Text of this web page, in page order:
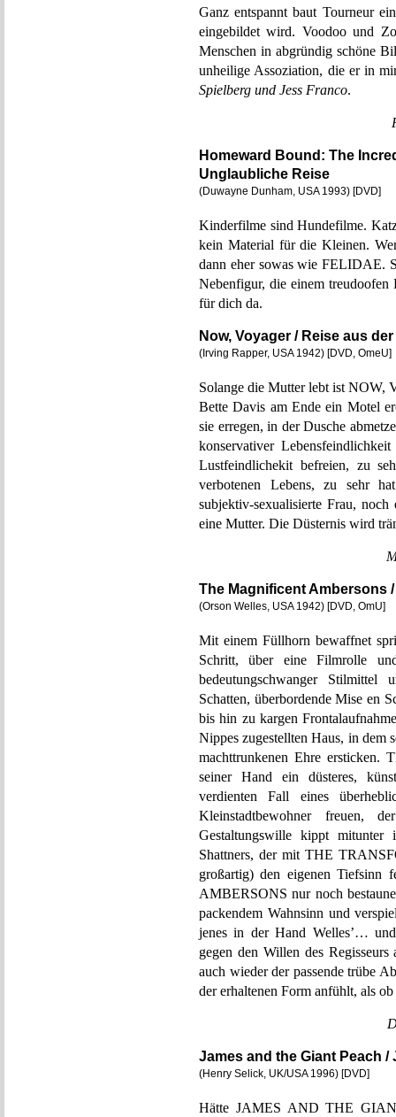
Ganz entspannt baut Tourneur
eingebildet wird. Voodoo und
Menschen in abgründig schöne
unheilige Assoziation, die er in
Spielberg und Jess Franco.
Homeward Bound: The
Unglaubliche Reise
(Duwayne Dunham, USA 1993) [DVD]
Kinderfilme sind Hundefilme.
kein Material für die Kleinen.
dann eher sowas wie FELIDAE.
Nebenfigur, die einem
für dich da.
Now, Voyager / Reise aus
(Irving Rapper, USA 1942) [DVD, OmeU]
Solange die Mutter lebt ist NOW,
Bette Davis am Ende ein Motel
sie erregen, in der Dusche
konservativer
Lustfeindlichekit befreien, zu
verbotenen Lebens, zu sehr
subjektiv-sexualisierte Frau,
eine Mutter. Die Düsternis wird
The Magnificent Ambersons
(Orson Welles, USA 1942) [DVD, OmU]
Mit einem Füllhorn bewaffnet
Schritt, über eine Filmrolle
bedeutungschwanger Stilmittel
Schatten, überbordende Mise en
bis hin zu kargen
Nippes zugestellten Haus, in dem
machttrunkenen Ehre
seiner Hand ein düsteres,
verdienten Fall eines
Kleinstadtbewohner freuen,
Gestaltungswille kippt
Shattners, der mit THE
großartig) den eigenen
AMBERSONS nur noch
packendem Wahnsinn und
jenes in der Hand Welles’…
gegen den Willen des
auch wieder der passende trübe
der erhaltenen Form anfühlt, als
James and the Giant Peach
(Henry Selick, UK/USA 1996) [DVD]
Hätte JAMES AND THE